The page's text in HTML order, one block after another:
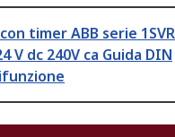
timer ABB serie
V dc 240V ca Guida DIN